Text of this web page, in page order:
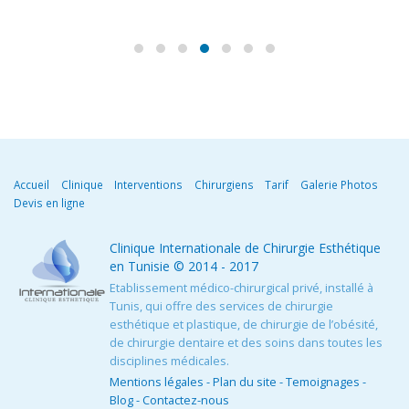
Accueil Clinique Interventions Chirurgiens Tarif
Galerie Photos
Devis en ligne
Clinique Internationale de Chirurgie Esthétique
en Tunisie © 2014 - 2017
Etablissement médico-chirurgical privé, installé à
Tunis, qui offre des services de chirurgie
esthétique et plastique, de chirurgie de l’obésité,
de chirurgie dentaire et des soins dans toutes les
disciplines médicales.
Mentions légales -Plan du site -Temoignages -
Blog-Contactez-nous